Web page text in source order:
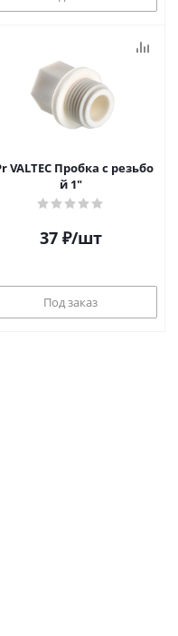
VALTEC Пробка с резьбо
й 1"
37₽/шт
Под заказ